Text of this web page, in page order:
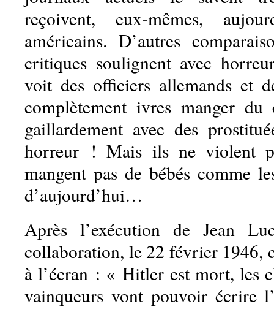
reçoivent, eux-mêmes,
américains. D’autres
critiques soulignent avec
voit des officiers allemands et
complètement ivres manger
gaillardement avec des
horreur ! Mais ils ne violent
mangent pas de bébés comme
d’aujourd’hui…
Après l’exécution de Jean
collaboration, le 22 février 1946,
à l’écran : « Hitler est mort, les
vainqueurs vont pouvoir